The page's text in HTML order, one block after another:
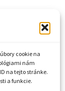
cookie na
nám
na tejto stránke.
a funkcie.